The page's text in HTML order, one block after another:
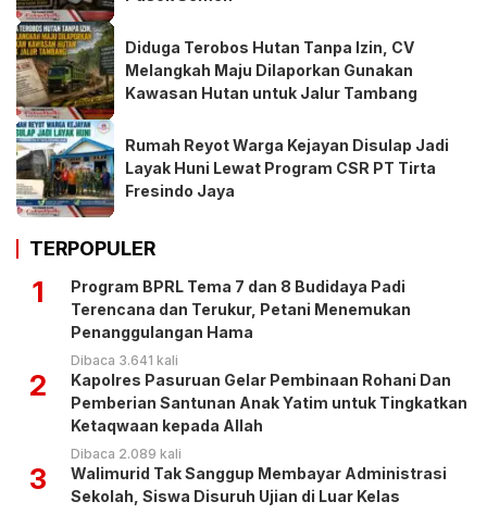
Diduga Terobos Hutan Tanpa Izin, CV
Melangkah Maju Dilaporkan Gunakan
Kawasan Hutan untuk Jalur Tambang
Rumah Reyot Warga Kejayan Disulap Jadi
Layak Huni Lewat Program CSR PT Tirta
Fresindo Jaya
TERPOPULER
1
Program BPRL Tema 7 dan 8 Budidaya Padi
Terencana dan Terukur, Petani Menemukan
Penanggulangan Hama
Dibaca 3.641 kali
2
Kapolres Pasuruan Gelar Pembinaan Rohani Dan
Pemberian Santunan Anak Yatim untuk Tingkatkan
Ketaqwaan kepada Allah
Dibaca 2.089 kali
3
Walimurid Tak Sanggup Membayar Administrasi
Sekolah, Siswa Disuruh Ujian di Luar Kelas